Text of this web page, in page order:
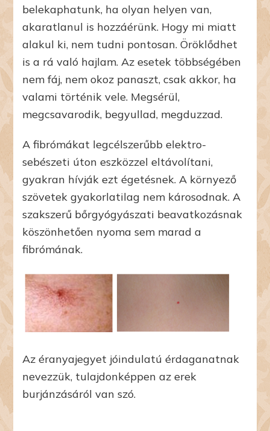
belekaphatunk, ha olyan helyen van,
akaratlanul is hozzáérünk. Hogy mi miatt
alakul ki, nem tudni pontosan. Öröklődhet
is a rá való hajlam. Az esetek többségében
nem fáj, nem okoz panaszt, csak akkor, ha
valami történik vele. Megsérül,
megcsavarodik, begyullad, megduzzad.
A fibrómákat legcélszerűbb elektro-
sebészeti úton eszközzel eltávolítani,
gyakran hívják ezt égetésnek. A környező
szövetek gyakorlatilag nem károsodnak. A
szakszerű bőrgyógyászati beavatkozásnak
köszönhetően nyoma sem marad a
fibrómának.
Az éranyajegyet jóindulatú érdaganatnak
nevezzük, tulajdonképpen az erek
burjánzásáról van szó.